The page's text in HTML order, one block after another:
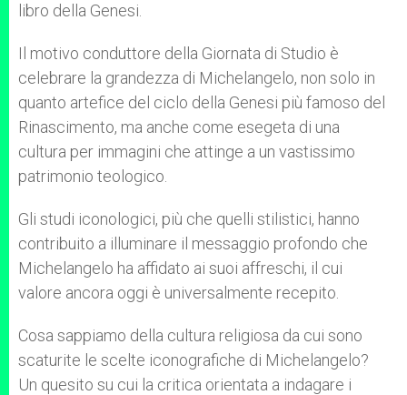
libro della Genesi.
Il motivo conduttore della Giornata di Studio è
celebrare la grandezza di Michelangelo, non solo in
quanto artefice del ciclo della Genesi più famoso del
Rinascimento, ma anche come esegeta di una
cultura per immagini che attinge a un vastissimo
patrimonio teologico.
Gli studi iconologici, più che quelli stilistici, hanno
contribuito a illuminare il messaggio profondo che
Michelangelo ha affidato ai suoi affreschi, il cui
valore ancora oggi è universalmente recepito.
Cosa sappiamo della cultura religiosa da cui sono
scaturite le scelte iconografiche di Michelangelo?
Un quesito su cui la critica orientata a indagare i